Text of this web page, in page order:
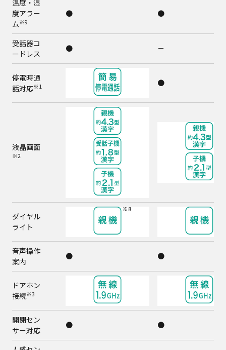
温度・湿
度アラー
ム※9
● ●
受話器コ
ードレス
● －
停電時通
話対応※1 ●
液晶画面
※2
ダイヤル
ライト
音声操作
案内
● ●
ドアホン
接続※3
開閉セン
サー対応
● ●